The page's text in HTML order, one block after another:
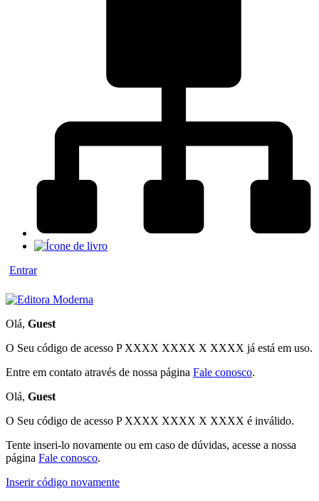
Entrar
Olá, Guest
O Seu código de acesso P XXXX XXXX X XXXX já está em uso.
Entre em contato através de nossa página Fale conosco.
Olá, Guest
O Seu código de acesso P XXXX XXXX X XXXX é inválido.
Tente inseri-lo novamente ou em caso de dúvidas, acesse a nossa
página Fale conosco.
Inserir código novamente